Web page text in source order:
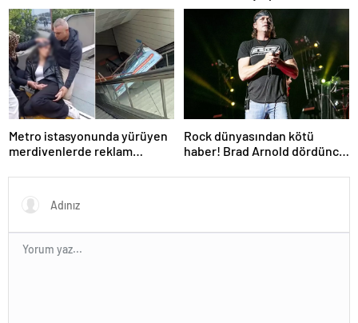
Metro istasyonunda yürüyen
merdivenlerde reklam
düştü
Rock dünyasından kötü
haber! Brad Arnold dördüncü